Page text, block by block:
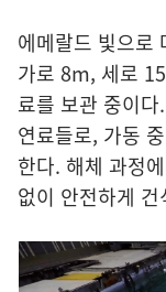
에메랄드 빛으로
가로 8m, 세로
료를 보관 중이
연료들로, 가동
한다. 해체 과정
없이 안전하게